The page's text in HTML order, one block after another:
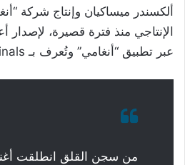
ألكسندر ميساكيان وإنتاج شركة
الإنتاجي منذ فترة قصيرة، لإصدار
عبر تطبيق “أنغامي” وتُعرف بـ Anghami Originals.
من سجن القلق انطلقت